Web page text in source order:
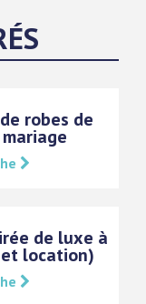
robes de
de luxe à
location)